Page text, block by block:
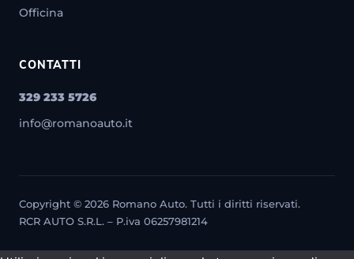
Officina
CONTATTI
329 233 5726
info@romanoauto.it
Copyright © 2026 Romano Auto. Tutti i diritti riservati.
RCR AUTO S.R.L. – P.iva 06257981214